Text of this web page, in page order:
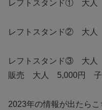
レフトスタンド① 大
レフトスタンド② 大
レフトスタンド③ 大
販売 大人 5,000円 子
2023年の情報が出たらこ